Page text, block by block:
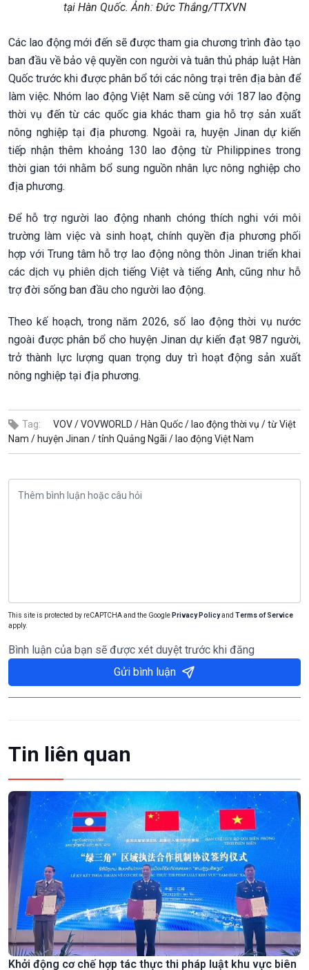
tại Hàn Quốc. Ảnh: Đức Thắng/TTXVN
Các lao động mới đến sẽ được tham gia chương trình đào tạo
ban đầu về bảo vệ quyền con người và tuân thủ pháp luật Hàn
Quốc trước khi được phân bổ tới các nông trại trên địa bàn để
làm việc. Nhóm lao động Việt Nam sẽ cùng với 187 lao động
thời vụ đến từ các quốc gia khác tham gia hỗ trợ sản xuất
nông nghiệp tại địa phương. Ngoài ra, huyện Jinan dự kiến
tiếp nhận thêm khoảng 130 lao động từ Philippines trong
thời gian tới nhằm bổ sung nguồn nhân lực nông nghiệp cho
địa phương.
Để hỗ trợ người lao động nhanh chóng thích nghi với môi
trường làm việc và sinh hoạt, chính quyền địa phương phối
hợp với Trung tâm hỗ trợ lao động nông thôn Jinan triển khai
các dịch vụ phiên dịch tiếng Việt và tiếng Anh, cũng như hỗ
trợ đời sống ban đầu cho người lao động.
Theo kế hoạch, trong năm 2026, số lao động thời vụ nước
ngoài được phân bổ cho huyện Jinan dự kiến đạt 987 người,
trở thành lực lượng quan trọng duy trì hoạt động sản xuất
nông nghiệp tại địa phương.
Tag: VOV /VOVWORLD / Hàn Quốc / lao động thời vụ /từ Việt
Nam / huyện Jinan /tỉnh Quảng Ngãi / lao động Việt Nam
This site is protected by reCAPTCHA and the Google Privacy Policyand Terms of Service
apply.
Bình luận của bạn sẽ được xét duyệt trước khi đăng
Gửi bình luận
Tin liên quan
Khởi động cơ chế hợp tác thực thi pháp luật khu vực biên